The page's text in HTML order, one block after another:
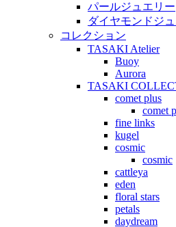
パールジュエリー
ダイヤモンドジ
コレクション
TASAKI Atelier
Buoy
Aurora
TASAKI
comet plus
comet
fine links
kugel
cosmic
cosmic
cattleya
eden
floral stars
petals
daydream